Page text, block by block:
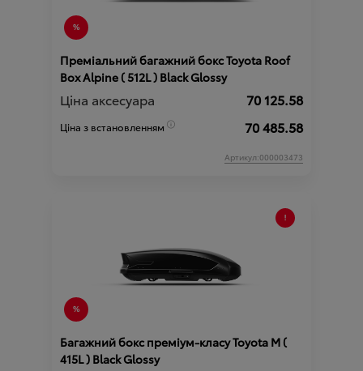
Преміальний багажний бокс Toyota Roof
Box Alpine ( 512L ) Black Glossy
Ціна аксесуара 70 125.58
Ціна з встановленням 70 485.58
Артикул:000003473
Багажний бокс преміум-класу Toyota М (
415L ) Black Glossy